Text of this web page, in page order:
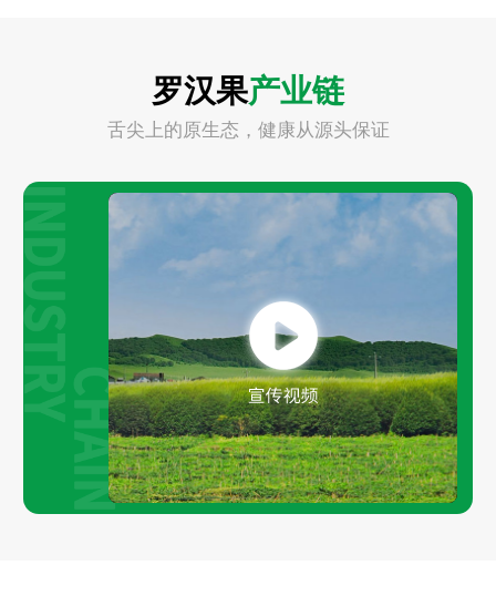
罗汉果产业链
舌尖上的原生态，健康从源头保证
Video